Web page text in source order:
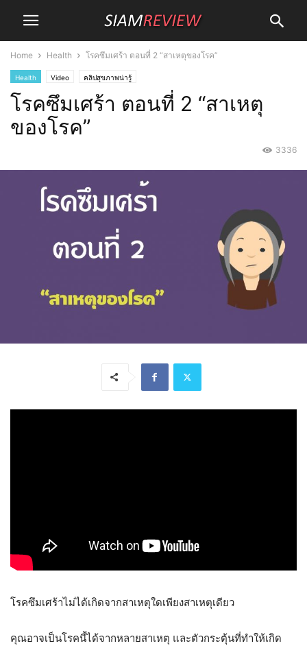
Home Health โรคซึมเศร้า ตอนที่ 2 “สาเหตุของโรค”
Health Video คลิปสุขภาพน่ารู้
โรคซึมเศร้า ตอนที่ 2 “สาเหตุ
ของโรค”
3336
โรคซึมเศร้าไม่ได้เกิดจากสาเหตุใดเพียงสาเหตุเดียว
คุณอาจเป็นโรคนี้ได้จากหลายสาเหตุ และตัวกระตุ้นที่ทำให้เกิด